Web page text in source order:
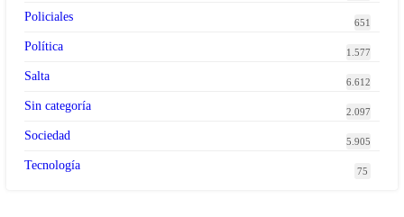
Policiales 651
Política 1.577
Salta 6.612
Sin categoría 2.097
Sociedad 5.905
Tecnología 75